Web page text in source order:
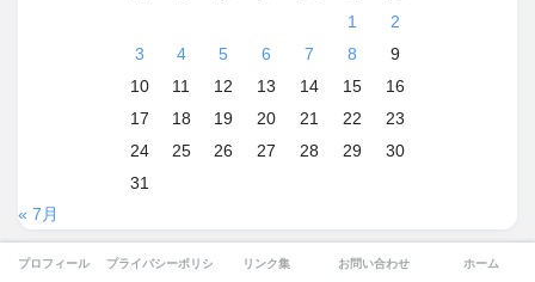
1
2
3
4 5 6 7 8
9
10
11 12 13 14 15
16
17
18 19 20 21 22
23
24
25 26 27 28 29
30
31
« 7月
プロフィール プライバシーポリシー リンク集 お問い合わせ ホーム